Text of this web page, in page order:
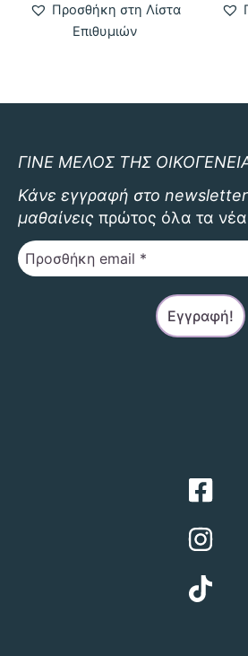
Προσθήκη στη Λίστα
Επιθυμιών
ΓΙΝΕ ΜΕΛΟΣ ΤΗΣ
Κάνε εγγραφή στο
μαθαίνεις πρώτος όλα τα